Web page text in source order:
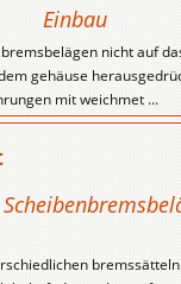
Einbau
nicht auf
gehäuse
mit weichmet ...